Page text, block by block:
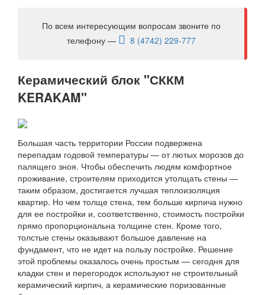
По всем интересующим вопросам звоните по
телефону —
8 (4742) 229-777
Керамический блок "СККМ
KERAKAM"
Большая часть территории России подвержена
перепадам годовой температуры — от лютых морозов до
палящего зноя. Чтобы обеспечить людям комфортное
проживание, строителям приходится утолщать стены —
таким образом, достигается лучшая теплоизоляция
квартир. Но чем толще стена, тем больше кирпича нужно
для ее постройки и, соответственно, стоимость постройки
прямо пропорциональна толщине стен. Кроме того,
толстые стены оказывают большое давление на
фундамент, что не идет на пользу постройке. Решение
этой проблемы оказалось очень простым — сегодня для
кладки стен и перегородок используют не строительный
керамический кирпич, а керамические поризованные